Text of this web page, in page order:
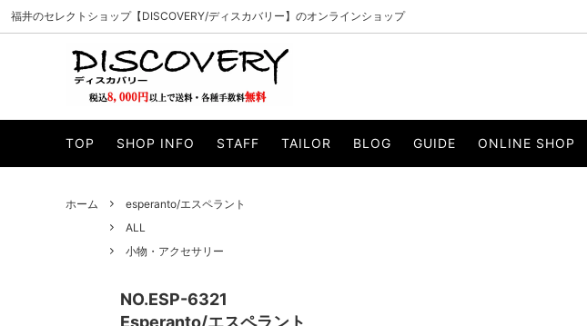
福井のセレクトショップ【DISCOVERY/ディスカバリー】のオンラインショップ
MANUAL ALPHABET/マニュアルアルファベ
ット
WHEELROBE/ウィールローブ
VAGUE WATCH CO./ヴァーグウォッチカン
WELLDER/ウェルダー
SUNCORE/サンコア
ニット・スウェット カットソー・Tシャツ
サイフ・バッグ
TOP SHOP INFO STAFF TAILOR BLOG GUIDE ONLINE SHOP
ホーム
esperanto/エスペラント
ALL
小物・アクセサリー
NO.ESP-6321
Esperanto/エスペラント